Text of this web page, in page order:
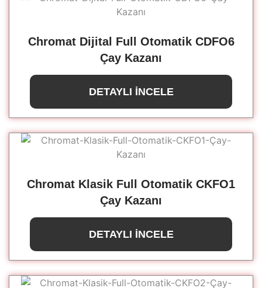
Chromat Dijital Full Otomatik CDFO6
Çay Kazanı
DETAYLI İNCELE
Chromat Klasik Full Otomatik CKFO1
Çay Kazanı
DETAYLI İNCELE